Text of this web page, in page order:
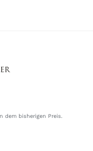
dem bisherigen Preis.